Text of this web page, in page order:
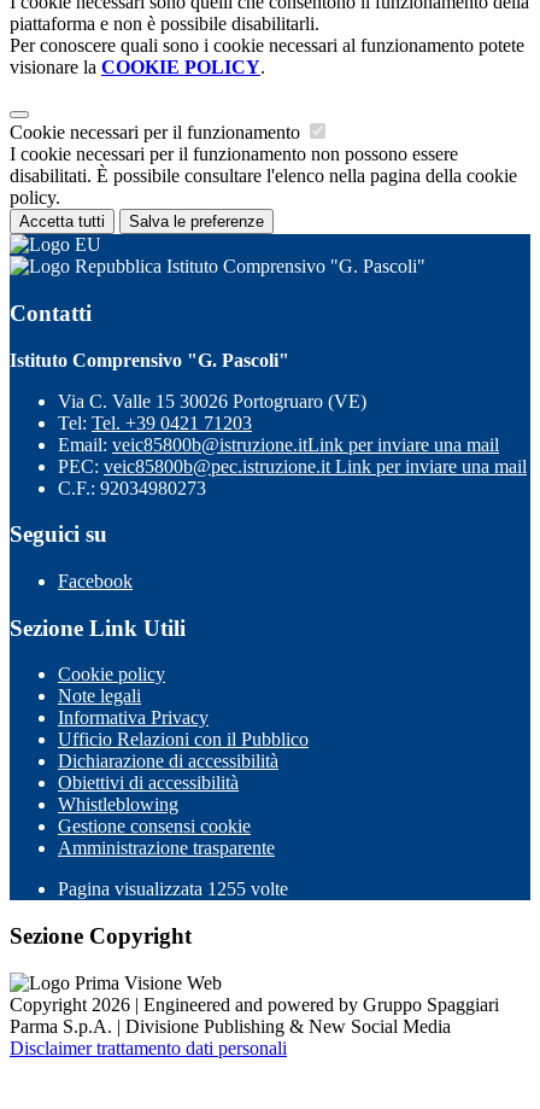
piattaforma e non è possibile disabilitarli.
Per conoscere quali sono i cookie necessari al funzionamento potete
visionare la COOKIE POLICY.
Cookie necessari per il funzionamento
I cookie necessari per il funzionamento non possono essere
disabilitati. È possibile consultare l'elenco nella pagina della cookie
policy.
Accetta tutti Salva le preferenze
Istituto Comprensivo "G. Pascoli"
Contatti
Istituto Comprensivo "G. Pascoli"
Via C. Valle 15 30026 Portogruaro (VE)
Tel: Tel. +39 0421 71203
Email: veic85800b@istruzione.itLink per inviare una mail
PEC: veic85800b@pec.istruzione.it Link per inviare una mail
C.F.: 92034980273
Seguici su
Facebook
Sezione Link Utili
Cookie policy
Note legali
Informativa Privacy
Ufficio Relazioni con il Pubblico
Dichiarazione di accessibilità
Obiettivi di accessibilità
Whistleblowing
Gestione consensi cookie
Amministrazione trasparente
Pagina visualizzata 1255 volte
Sezione Copyright
Copyright 2026 | Engineered and powered by Gruppo Spaggiari
Parma S.p.A. | Divisione Publishing & New Social Media
Disclaimer trattamento dati personali